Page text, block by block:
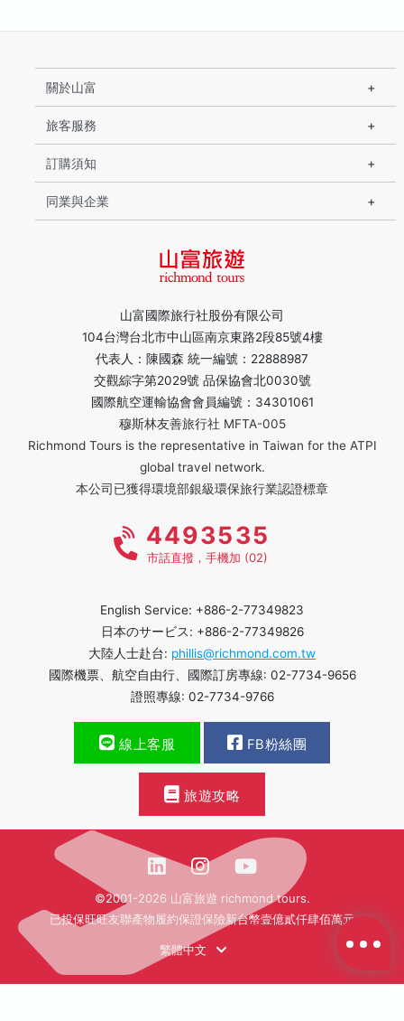
山富國際旅行社股份有限公司
104台灣台北市中山區南京東路2段85號4樓
代表人：陳國森 統一編號：22888987
交觀綜字第2029號 品保協會北0030號
國際航空運輸協會會員編號：34301061
穆斯林友善旅行社 MFTA-005
Richmond Tours is the representative in Taiwan for the ATPI
global travel network.
本公司已獲得環境部銀級環保旅行業認證標章
關於山富
旅客服務
訂購須知
同業與企業
4493535
市話直撥，手機加 (02)
English Service: +886-2-77349823
日本のサービス: +886-2-77349826
大陸人士赴台: phillis@richmond.com.tw
國際機票、航空自由行、國際訂房專線: 02-7734-9656
證照專線: 02-7734-9766
線上客服 FB粉絲團
旅遊攻略
©2001-2026 山富旅遊 richmond tours.
已投保旺旺友聯產物履約保證保險新台幣壹億貳仟肆佰萬元
繁體中文